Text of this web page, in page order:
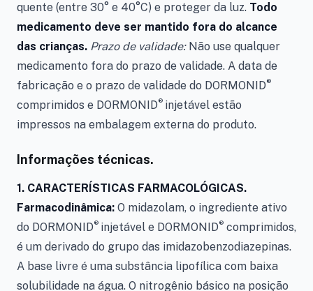
quente (entre 30° e 40°C) e proteger da luz. Todo
medicamento deve ser mantido fora do alcance
das crianças. Prazo de validade: Não use qualquer
medicamento fora do prazo de validade. A data de
fabricação e o prazo de validade do DORMONID®
comprimidos e DORMONID® injetável estão
impressos na embalagem externa do produto.
Informações técnicas.
1. CARACTERÍSTICAS FARMACOLÓGICAS.
Farmacodinâmica: O midazolam, o ingrediente ativo
do DORMONID® injetável e DORMONID® comprimidos,
é um derivado do grupo das imidazobenzodiazepinas.
A base livre é uma substância lipofílica com baixa
solubilidade na água. O nitrogênio básico na posição